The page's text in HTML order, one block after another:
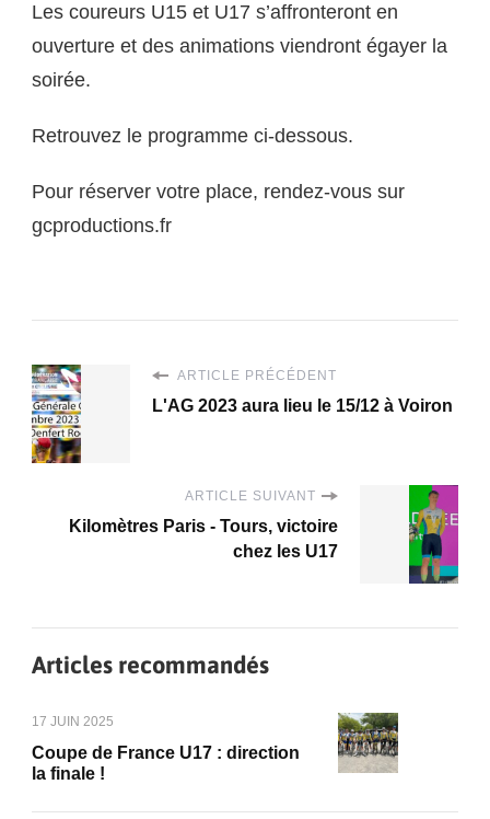
Les coureurs U15 et U17 s’affronteront en
ouverture et des animations viendront égayer la
soirée.
Retrouvez le programme ci-dessous.
Pour réserver votre place, rendez-vous sur
gcproductions.fr
ARTICLE PRÉCÉDENT
L'AG 2023 aura lieu le 15/12 à Voiron
ARTICLE SUIVANT
Kilomètres Paris - Tours, victoire
chez les U17
Articles recommandés
17 JUIN 2025
Coupe de France U17 : direction
la finale !